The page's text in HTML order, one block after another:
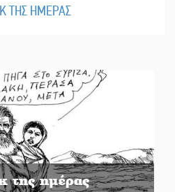
ΤΗΣ ΗΜΕΡΑΣ
της ημέρας